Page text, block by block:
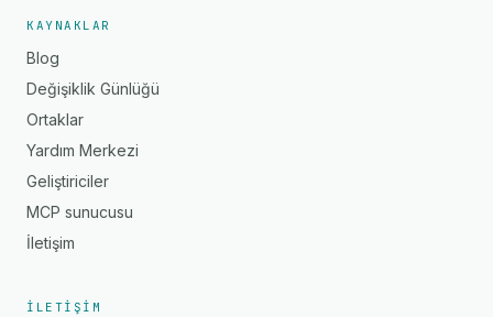
KAYNAKLAR
Blog
Değişiklik Günlüğü
Ortaklar
Yardım Merkezi
Geliştiriciler
MCP sunucusu
İletişim
İLETIŞIM